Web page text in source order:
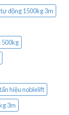
động 1500kg 3m
500kg
hiệu noblelift
3m